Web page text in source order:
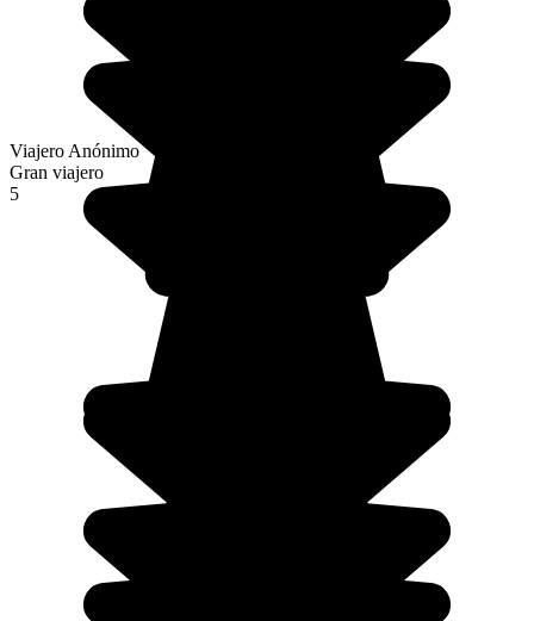
Viajero Anónimo
Gran viajero
5